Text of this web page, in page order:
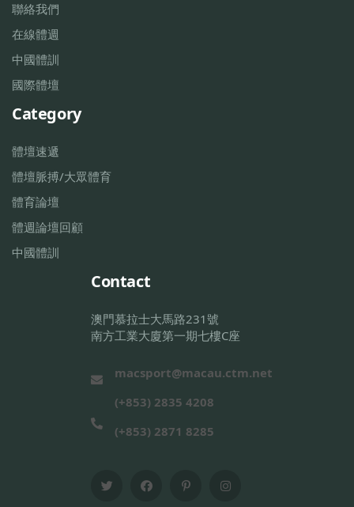
聯絡我們
在線體週
中國體訓
國際體壇
Category
體壇速遞
體壇脈搏/大眾體育
體育論壇
體週論壇回顧
中國體訓
Contact
澳門慕拉士大馬路231號
南方工業大廈第一期七樓C座
macsport@macau.ctm.net
(+853) 2835 4208
(+853) 2871 8285